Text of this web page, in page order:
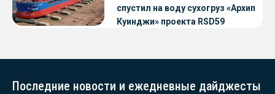
спустил на воду сухогруз «Архип
Куинджи» проекта RSD59
Последние новости и ежедневные дайджесты